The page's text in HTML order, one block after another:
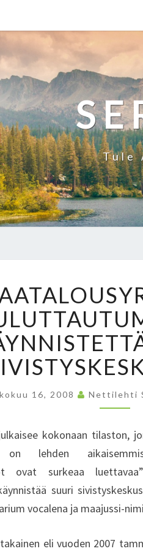
Tule
A
A
T
A
O
S
R
T
Ä
J
E
16, 2008 Nettilehti
kokonaan tilaston,
on lehden
ovat surkeaa
suuri
vocalena ja maajussi-
eli vuoden 2007